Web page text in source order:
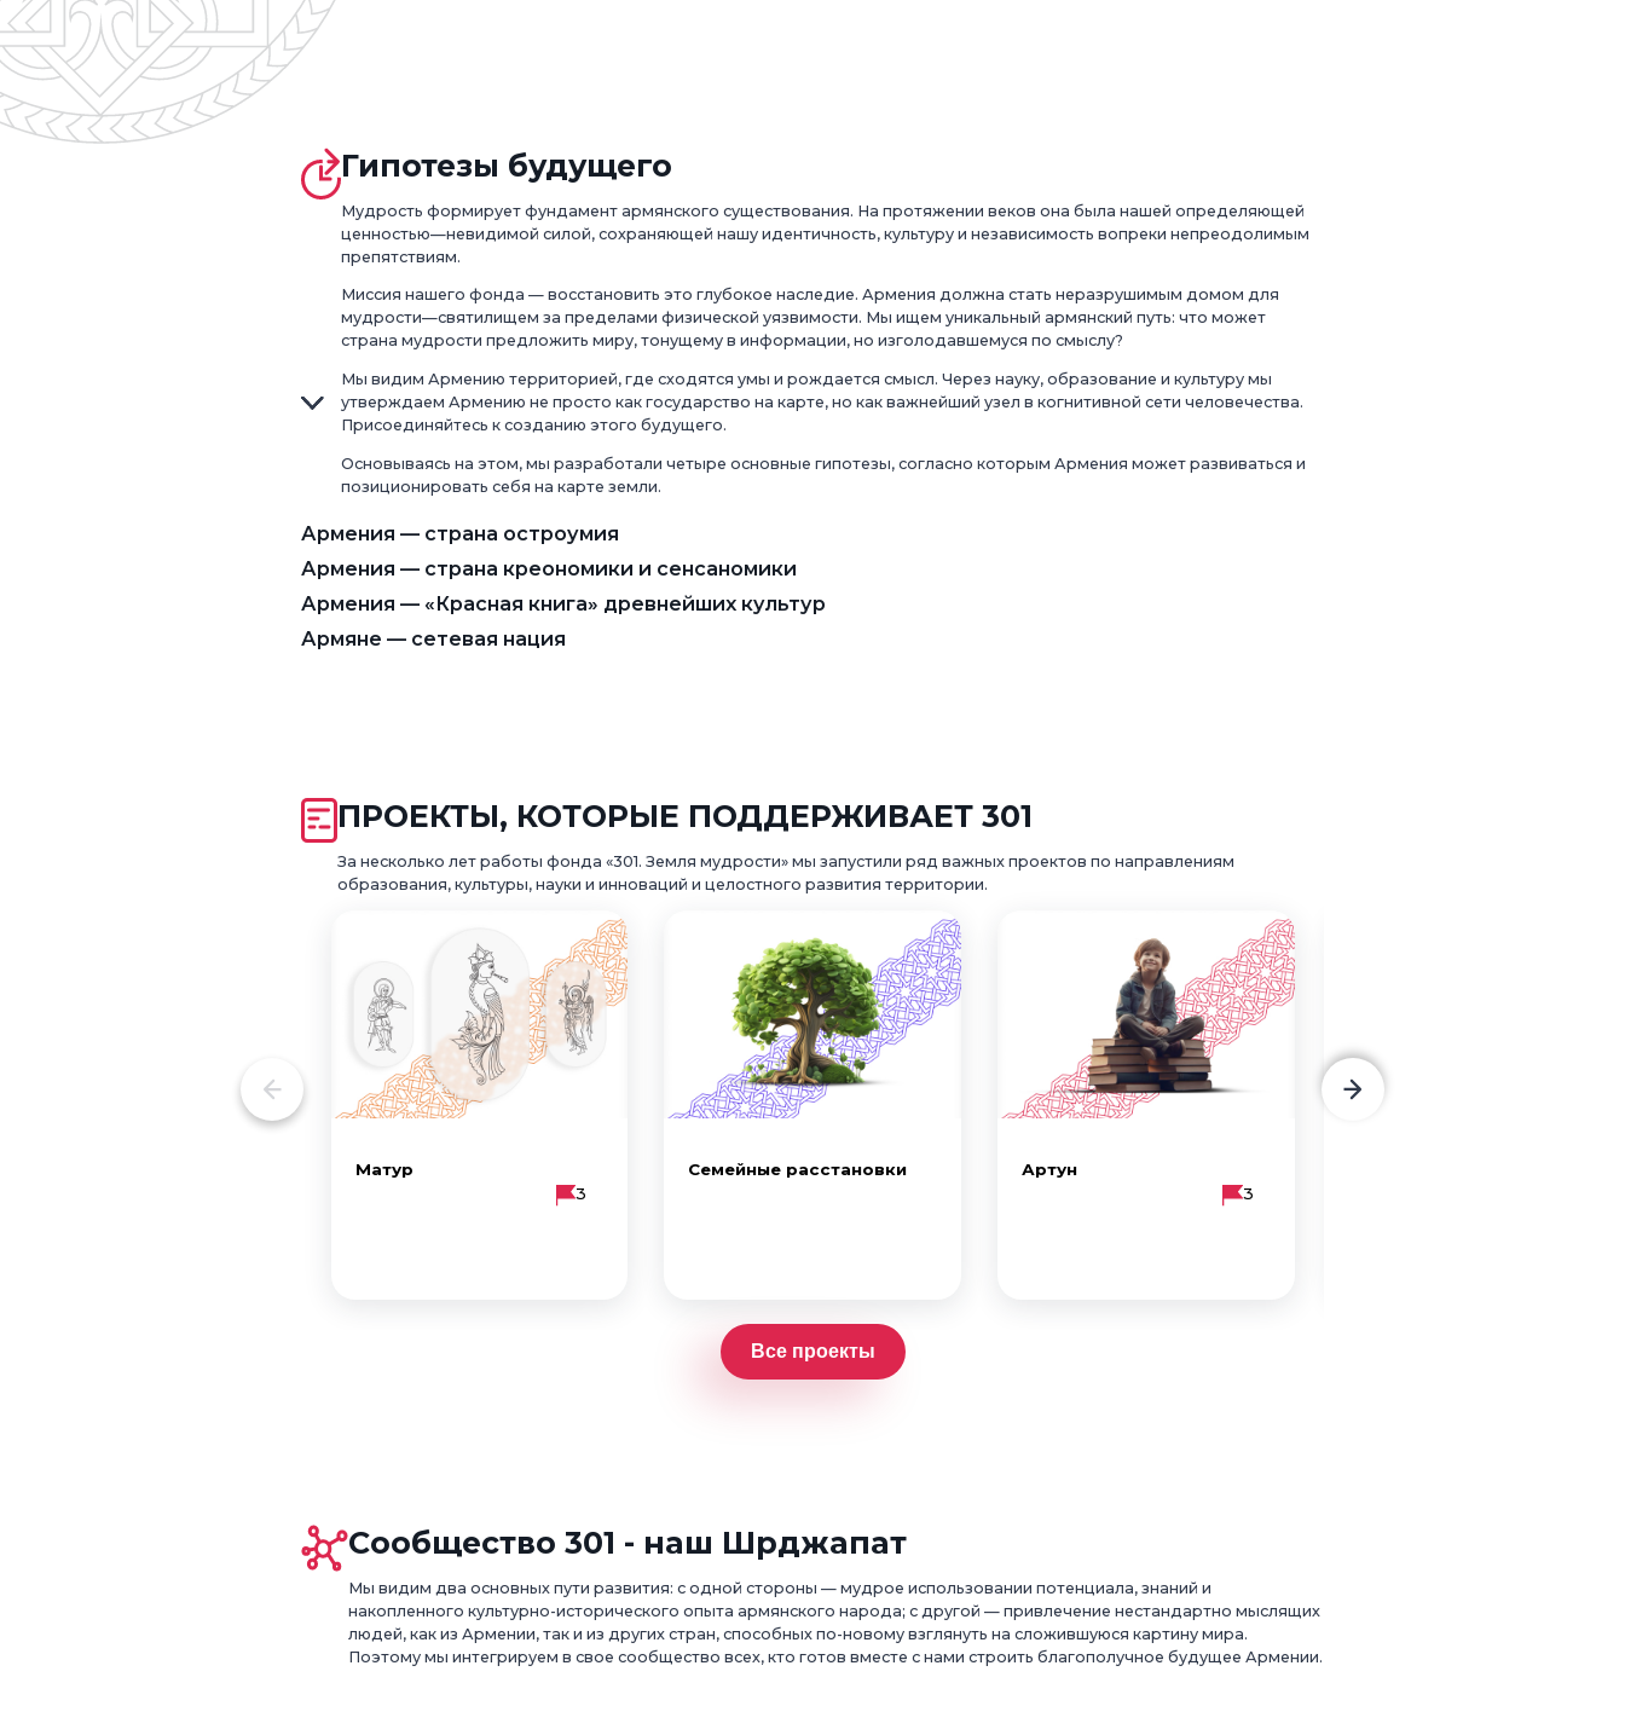
Гипотезы будущего
Мудрость формирует фундамент армянского существования. На протяжении веков она была нашей определяющей
ценностью—невидимой силой, сохраняющей нашу идентичность, культуру и независимость вопреки непреодолимым
препятствиям.
Миссия нашего фонда — восстановить это глубокое наследие. Армения должна стать неразрушимым домом для
мудрости—святилищем за пределами физической уязвимости. Мы ищем уникальный армянский путь: что может
страна мудрости предложить миру, тонущему в информации, но изголодавшемуся по смыслу?
Мы видим Армению территорией, где сходятся умы и рождается смысл. Через науку, образование и культуру мы
утверждаем Армению не просто как государство на карте, но как важнейший узел в когнитивной сети человечества.
Присоединяйтесь к созданию этого будущего.
Основываясь на этом, мы разработали четыре основные гипотезы, согласно которым Армения может развиваться и
позиционировать себя на карте земли.
Армения — страна остроумия
Армения — страна креономики и сенсаномики
Армения — «Красная книга» древнейших культур
Армяне — сетевая нация
ПРОЕКТЫ, КОТОРЫЕ ПОДДЕРЖИВАЕТ 301
За несколько лет работы фонда «301. Земля мудрости» мы запустили ряд важных проектов по направлениям
образования, культуры, науки и инноваций и целостного развития территории.
Матур
3
Семейные расстановки
Артун
3
Все проекты
Сообщество 301 - наш Шрджапат
Мы видим два основных пути развития: с одной стороны — мудрое использовании потенциала, знаний и
накопленного культурно-исторического опыта армянского народа; с другой — привлечение нестандартно мыслящих
людей, как из Армении, так и из других стран, способных по-новому взглянуть на сложившуюся картину мира.
Поэтому мы интегрируем в свое сообщество всех, кто готов вместе с нами строить благополучное будущее Армении.